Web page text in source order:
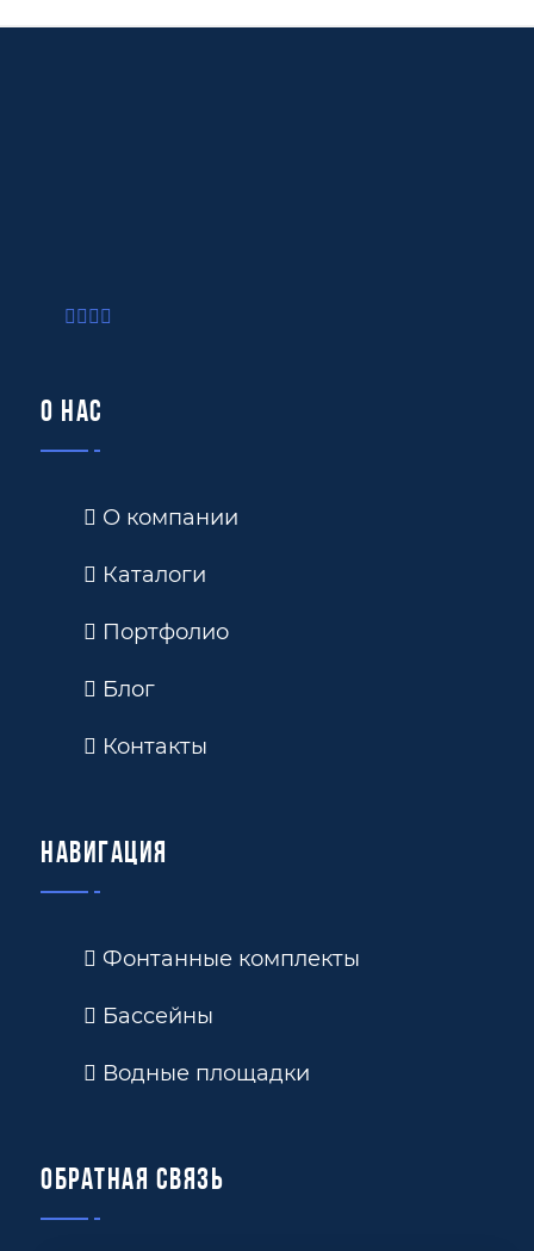
О нас
О компании
Каталоги
Портфолио
Блог
Контакты
Навигация
Фонтанные комплекты
Бассейны
Водные площадки
Обратная связь